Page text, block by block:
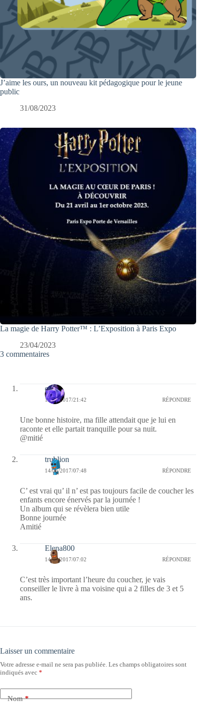
J’aime les ours, un nouveau kit pédagogique pour le jeune
public
31/08/2023
La magie de Harry Potter™ : L’Exposition à Paris Expo
23/04/2023
3 commentaires
covix
15/06/2017/21:42 RÉPONDRE
Une bonne histoire, ma fille attendait que je lui en
raconte et elle partait tranquille pour sa nuit.
@mitié
trublion
14/06/2017/07:48 RÉPONDRE
C’ est vrai qu’ il n’ est pas toujours facile de coucher les
enfants encore énervés par la journée !
Un album qui se révèlera bien utile
Bonne journée
Amitié
Elena800
14/06/2017/07:02 RÉPONDRE
C’est très important l’heure du coucher, je vais
conseiller le livre à ma voisine qui a 2 filles de 3 et 5
ans.
Laisser un commentaire
Votre adresse e-mail ne sera pas publiée. Les champs obligatoires sont
indiqués avec *
Nom*